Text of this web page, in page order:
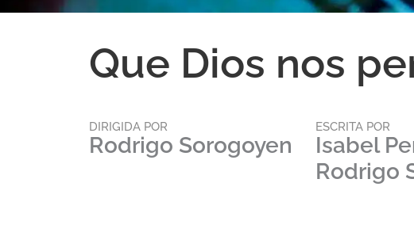
Que Dios nos
DIRIGIDA POR
Rodrigo Sorogoyen
ESCRITA POR
Isabel
Rodrigo